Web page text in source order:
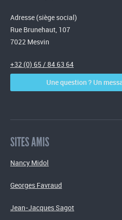
Adresse (siège social)
Rue Brunehaut, 107
7022 Mesvin
+32 (0) 65 / 84 63 64
Une question ? Un
SITES AMIS
Nancy Midol
Georges Favraud
Jean-Jacques Sagot